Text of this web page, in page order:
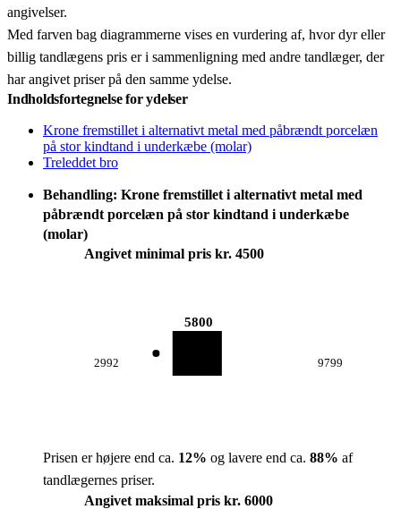
angivelser.
Med farven bag diagrammerne vises en vurdering af, hvor dyr eller
billig tandlægens pris er i sammenligning med andre tandlæger, der
har angivet priser på den samme ydelse.
Indholdsfortegnelse for ydelser
Krone fremstillet i alternativt metal med påbrændt porcelæn
på stor kindtand i underkæbe (molar)
Treleddet bro
Behandling: Krone fremstillet i alternativt metal med
påbrændt porcelæn på stor kindtand i underkæbe
(molar)
Angivet minimal pris kr. 4500
2992
5800
9799
Prisen er højere end ca. 12% og lavere end ca. 88% af
tandlægernes priser.
Angivet maksimal pris kr. 6000